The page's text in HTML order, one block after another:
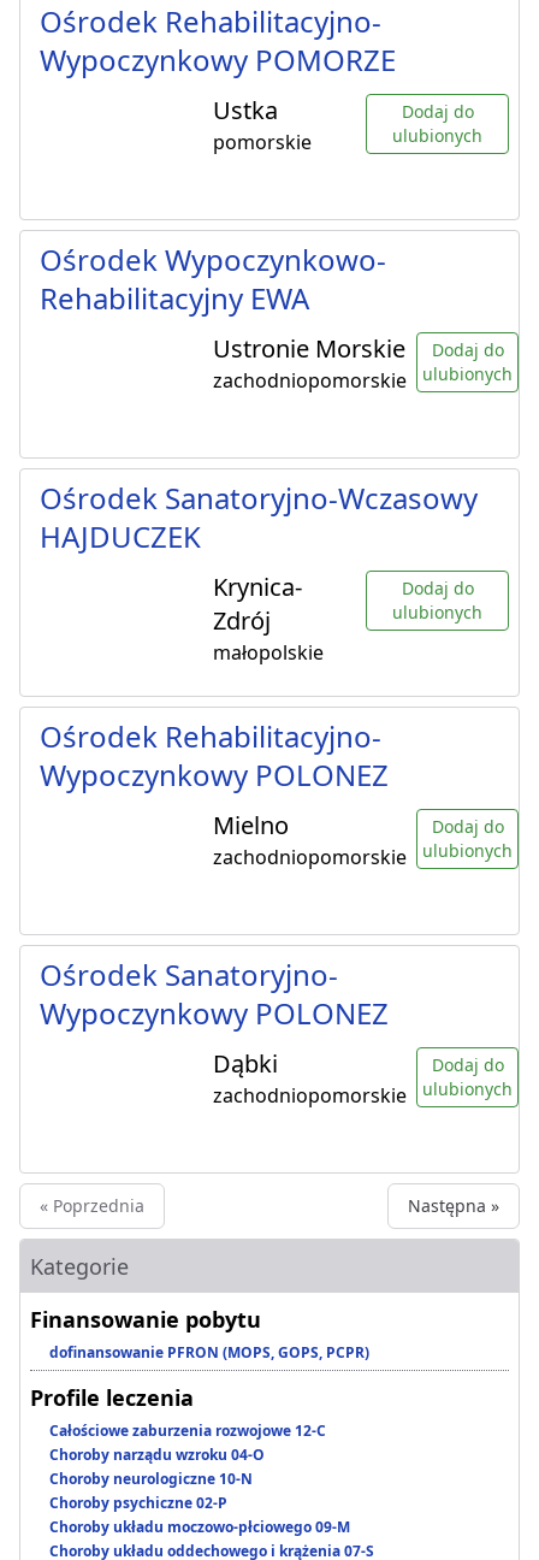
Ośrodek Rehabilitacyjno-
Wypoczynkowy POMORZE
Ustka
pomorskie
Dodaj do
ulubionych
Ośrodek Wypoczynkowo-
Rehabilitacyjny EWA
Ustronie Morskie
zachodniopomorskie
Dodaj do
ulubionych
Ośrodek Sanatoryjno-Wczasowy
HAJDUCZEK
Krynica-
Zdrój
małopolskie
Dodaj do
ulubionych
Ośrodek Rehabilitacyjno-
Wypoczynkowy POLONEZ
Mielno
zachodniopomorskie
Dodaj do
ulubionych
Ośrodek Sanatoryjno-
Wypoczynkowy POLONEZ
Dąbki
zachodniopomorskie
Dodaj do
ulubionych
« Poprzednia Następna »
Kategorie
Finansowanie pobytu
dofinansowanie PFRON (MOPS, GOPS, PCPR)
Profile leczenia
Całościowe zaburzenia rozwojowe 12-C
Choroby narządu wzroku 04-O
Choroby neurologiczne 10-N
Choroby psychiczne 02-P
Choroby układu moczowo-płciowego 09-M
Choroby układu oddechowego i krążenia 07-S